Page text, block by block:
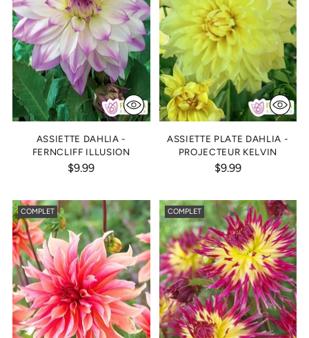
ASSIETTE DAHLIA -
FERNCLIFF ILLUSION
$9.99
ASSIETTE PLATE DAHLIA -
PROJECTEUR KELVIN
$9.99
COMPLET COMPLET